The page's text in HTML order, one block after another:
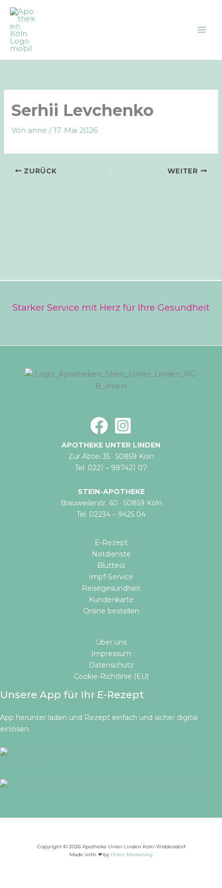
Zum
Inhalt
springen
Serhii Levchenko
Von anne /17. Mai 2026
ZURÜCK WEITER
Starker Service mit Herz für Ihre Gesundheit
APOTHEKE UNTER LINDEN
Zur Abtei 35 · 50859 Köln
Tel. 0221 – 987421 07
STEIN-APOTHEKE
Brauweilerstr. 60 · 50859 Köln
Tel. 02234 – 9425 04
E-Rezept
Notdienste
Bluttest
Impf-Service
Reisegesundheit
Kundenkarte
Online bestellen​
Über uns
Impressum
Datenschutz
Cookie-Richtlinie (EU)
Unsere App für Ihr E-Rezept
App herunter laden und Rezept einfach und sicher digital
einlösen.
Copyright © 2026 Apotheke Unter Linden Köln-Widdersdorf
Made with ❤by Flöter Marketing